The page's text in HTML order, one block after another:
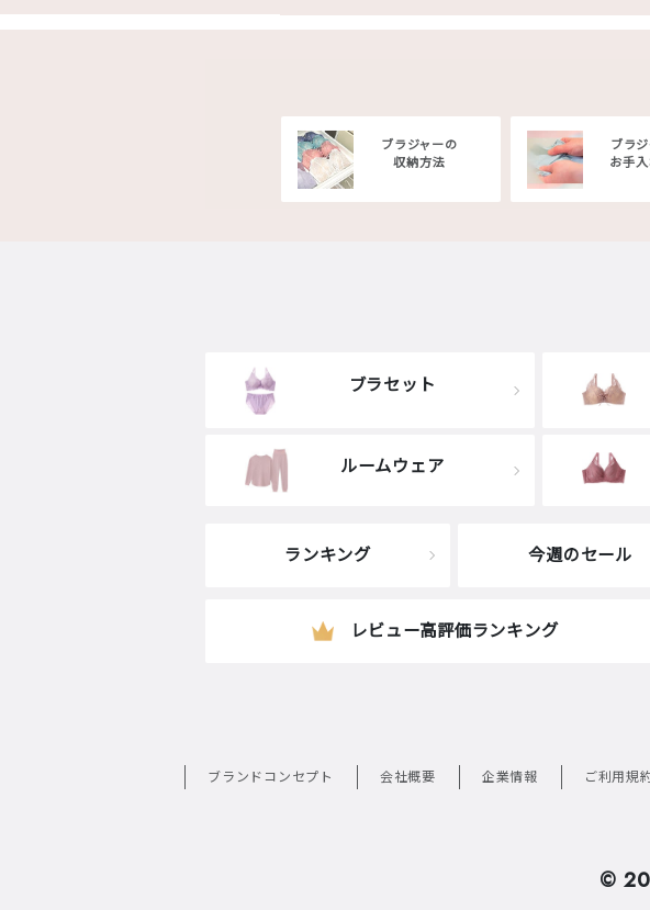
ブラジャーの
収納方法
ブラ
お手
ブラセット
ルームウェア
ランキング 今週のセール
レビュー高評価ランキング
ブランドコンセプト 会社概要 企業情報 ご利用規
©